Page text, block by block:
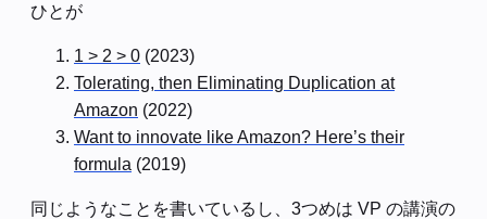
ひとが
1 > 2 > 0 (2023)
Tolerating, then Eliminating Duplication at
Amazon (2022)
Want to innovate like Amazon? Here’s their
formula (2019)
同じようなことを書いているし、3つめは VP の講演の